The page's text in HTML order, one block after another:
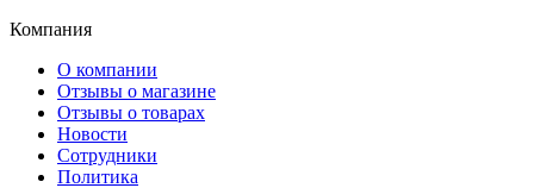
Компания
О компании
Отзывы о магазине
Отзывы о товарах
Новости
Сотрудники
Политика